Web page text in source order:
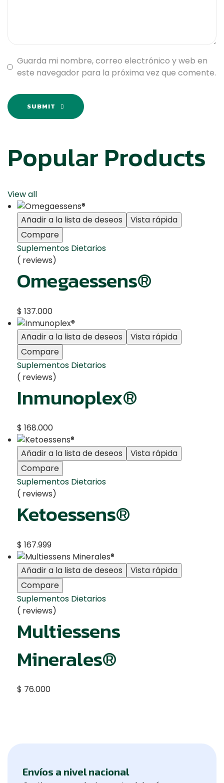
Guarda mi nombre, correo electrónico y web en
este navegador para la próxima vez que comente.
SUBMIT
Popular Products
View all
Añadir a la lista de deseos
Vista rápida
Compare
Suplementos Dietarios
( reviews)
Omegaessens®
$ 137.000
Añadir a la lista de deseos
Vista rápida
Compare
Suplementos Dietarios
( reviews)
Inmunoplex®
$ 168.000
Añadir a la lista de deseos
Vista rápida
Compare
Suplementos Dietarios
( reviews)
Ketoessens®
$ 167.999
Añadir a la lista de deseos
Vista rápida
Compare
Suplementos Dietarios
( reviews)
Multiessens
Minerales®
$ 76.000
Envíos a nivel nacional